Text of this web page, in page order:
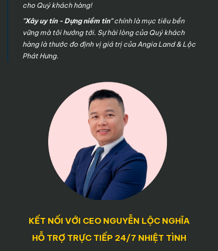
cho Quý khách hàng!
"Xây uy tín - Dựng niềm tin"chính là mục tiêu bền
vững mà tôi hướng tới. Sự hài lòng của Quý khách
hàng là thước đo định vị giá trị của Angia Land & Lộc
Phát Hưng.
KẾT NỐI VỚI CEO NGUYỄN LỘC NGHĨA
HỖ TRỢ TRỰC TIẾP 24/7 NHIỆT TÌNH